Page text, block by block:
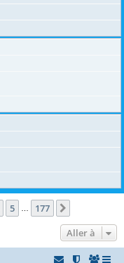
5 177
Aller à